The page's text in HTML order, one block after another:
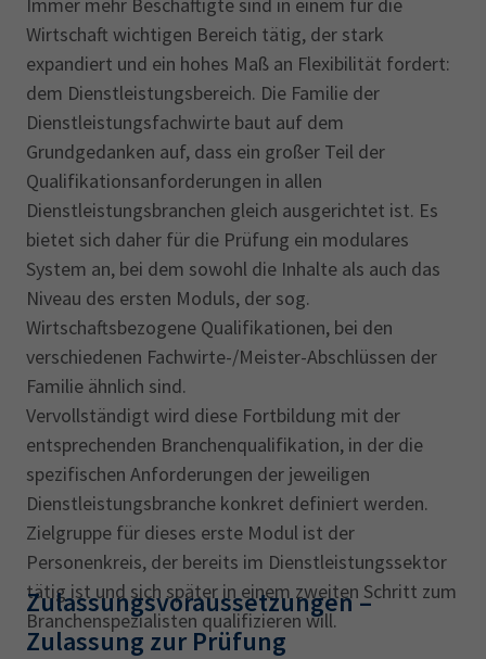
Leichte Sprache
IHK regional
Karriere
Presse
EN
IHK Akademie
Magazin
AdA
34d
Prüfungstermine
Wirtschaftsfachwirt
34f
Negativerklärung
Sachkundeprüfung
Berichtsheft
AEVO
34i
Betriebswirt Prüfbericht
Wirtschaft wichtigen Bereich tätig, der stark
expandiert und ein hohes Maß an Flexibilität fordert:
dem Dienstleistungsbereich. Die Familie der
Dienstleistungsfachwirte baut auf dem
Grundgedanken auf, dass ein großer Teil der
Qualifikationsanforderungen in allen
Dienstleistungsbranchen gleich ausgerichtet ist. Es
bietet sich daher für die Prüfung ein modulares
System an, bei dem sowohl die Inhalte als auch das
Niveau des ersten Moduls, der sog.
Wirtschaftsbezogene Qualifikationen, bei den
verschiedenen Fachwirte-/Meister-Abschlüssen der
Familie ähnlich sind.
Vervollständigt wird diese Fortbildung mit der
entsprechenden Branchenqualifikation, in der die
spezifischen Anforderungen der jeweiligen
Dienstleistungsbranche konkret definiert werden.
Zielgruppe für dieses erste Modul ist der
Personenkreis, der bereits im Dienstleistungssektor
tätig ist und sich später in einem zweiten Schritt zum
Branchenspezialisten qualifizieren will.
Zulassungsvoraussetzungen ‎–
Zulassung zur Prüfung